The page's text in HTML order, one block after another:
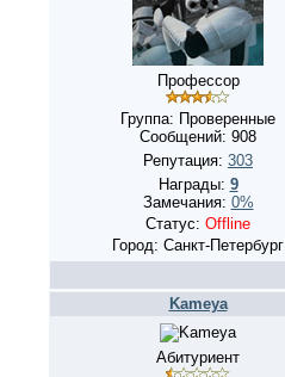
Профессор
Группа: Проверенные
Сообщений: 908
Репутация: 303
Награды: 9
Замечания: 0%
Статус: Offline
Город: Санкт-Петербург
Kameya
Абитуриент